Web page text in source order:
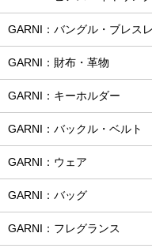
GARNI：バングル・ブレス
GARNI：財布・革物
GARNI：キーホルダー
GARNI：バックル・ベルト
GARNI：ウェア
GARNI：バッグ
GARNI：フレグランス